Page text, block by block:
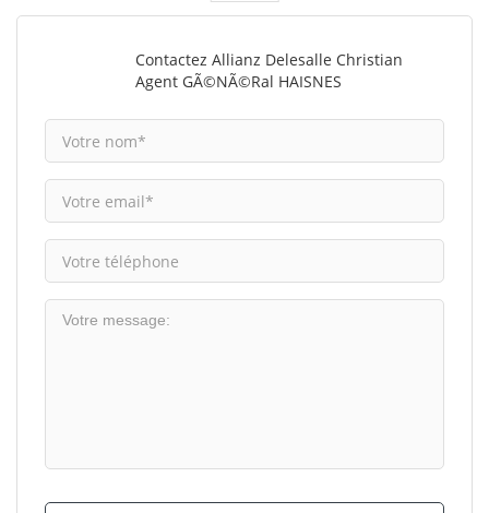
Contactez Allianz Delesalle Christian
Agent GÃ©nÃ©ral HAISNES